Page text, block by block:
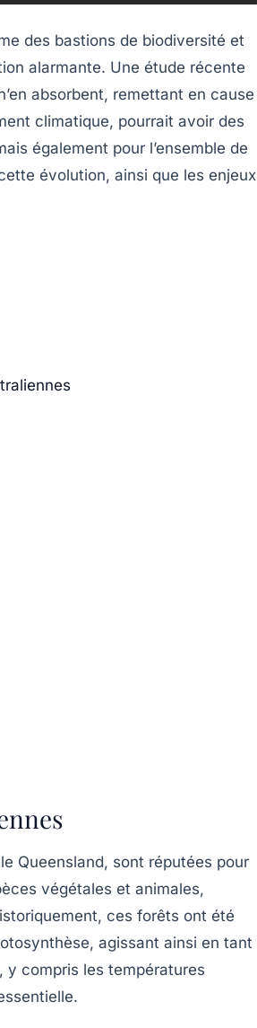
des bastions de biodiversité et
alarmante. Une étude récente
absorbent, remettant en cause
climatique, pourrait avoir des
également pour l’ensemble de
évolution, ainsi que les enjeux
Queensland, sont réputées pour
végétales et animales,
ces forêts ont été
, agissant ainsi en tant
y compris les températures